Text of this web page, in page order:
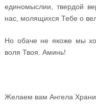
единомыслии, твердой
нас, молящихся Тебе о
Но обаче не якоже мы
воля Твоя. Аминь!
Желаем вам Ангела